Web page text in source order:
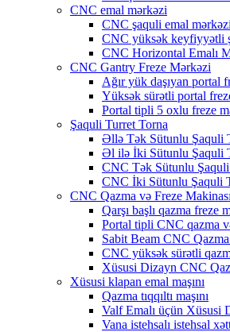
CNC emal mərkəzi
CNC şaquli emal mərkəzi
CNC yüksək keyfiyyətli
CNC Horizontal Emalı
CNC Gantry Freze Mərkəzi
Ağır yük daşıyan portal
Yüksək sürətli portal
Portal tipli 5 oxlu freze
Şaquli Turret Torna
Əllə Tək Sütunlu Şaquli
Əl ilə İki Sütunlu Şaquli
CNC Tək Sütunlu
CNC İki Sütunlu Şaquli
CNC Qazma və Freze Makinası
Qarşı başlı qazma freze
Portal tipli CNC qazma
Sabit Beam CNC
CNC yüksək sürətli
Xüsusi Dizayn CNC
Xüsusi klapan emal maşını
Qazma tıqqıltı maşını
Valf Emalı üçün Xüsusi
Vana istehsalı istehsal